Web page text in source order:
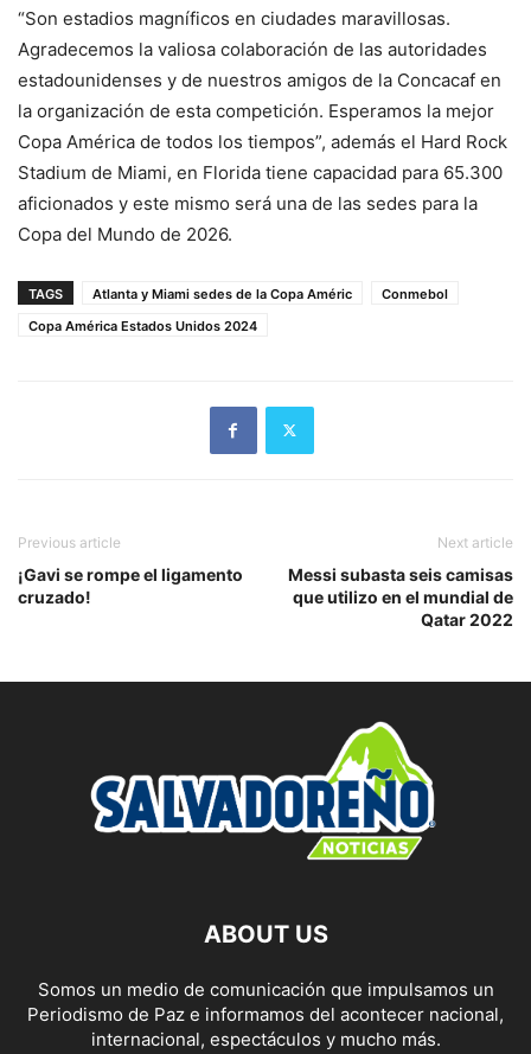
“Son estadios magníficos en ciudades maravillosas.
Agradecemos la valiosa colaboración de las autoridades
estadounidenses y de nuestros amigos de la Concacaf en
la organización de esta competición. Esperamos la mejor
Copa América de todos los tiempos”, además el Hard Rock
Stadium de Miami, en Florida tiene capacidad para 65.300
aficionados y este mismo será una de las sedes para la
Copa del Mundo de 2026.
TAGS Atlanta y Miami sedes de la Copa Améric
Conmebol
Copa América Estados Unidos 2024
Previous article
¡Gavi se rompe el ligamento
cruzado!
Next article
Messi subasta seis camisas
que utilizo en el mundial de
Qatar 2022
ABOUT US
Somos un medio de comunicación que impulsamos un
Periodismo de Paz e informamos del acontecer nacional,
internacional, espectáculos y mucho más.